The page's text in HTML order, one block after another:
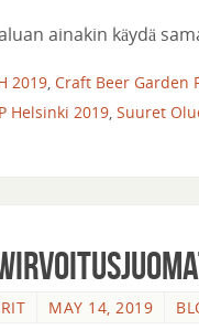
ainakin käydä
2019 Craft Beer Garden
Helsinki 2019 Suuret
MAY 14, 2019